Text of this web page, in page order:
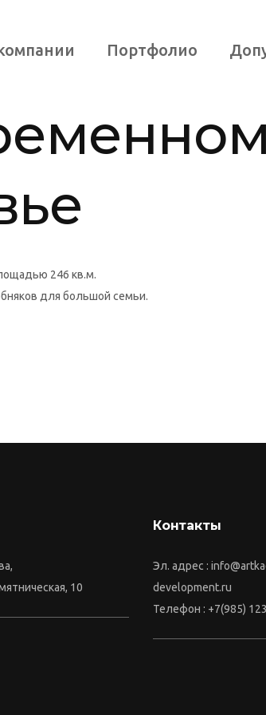
Портфолио
246 кв.м.
для большой семьи.
10
Контакты
Эл. адрес :
development.ru
Телефон : +7(985)